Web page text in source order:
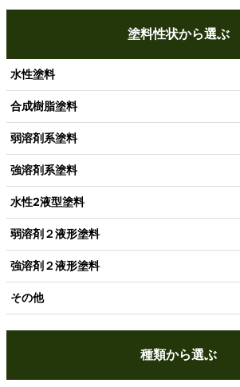
塗料性状から選ぶ
水性塗料
合成樹脂塗料
弱溶剤系塗料
強溶剤系塗料
水性2液型塗料
弱溶剤２液形塗料
強溶剤２液形塗料
その他
種類から選ぶ